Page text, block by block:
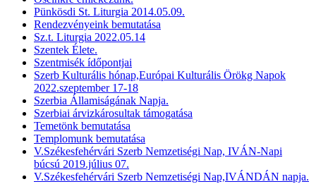
Pünkösdi St. Liturgia 2014.05.09.
Rendezvényeink bemutatása
Sz.t. Liturgia 2022.05.14
Szentek Élete.
Szentmisék ídőpontjai
Szerb Kulturális hónap,Európai Kulturális Örökg Napok
2022.szeptember 17-18
Szerbia Államiságának Napja.
Szerbiai árvizkárosultak támogatása
Temetönk bemutatása
Templomunk bemutatása
V.Székesfehérvári Szerb Nemzetiségi Nap, IVÁN-Napi
búcsú 2019.július 07.
V.Székesfehérvári Szerb Nemzetiségi Nap,IVÁNDÁN napja.